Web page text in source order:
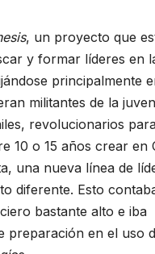
, un proyecto que
y formar líderes en
principalmente
militantes de la
revolucionarios
10 o 15 años crear en
una nueva línea de
diferente. Esto
bastante alto e iba
preparación en el uso